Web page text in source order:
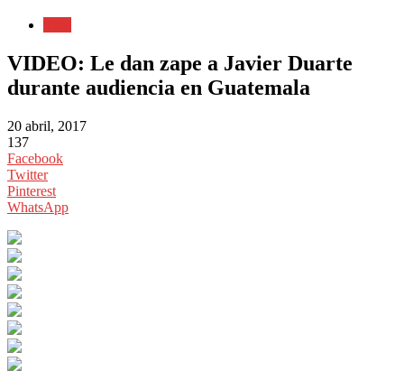
VIDEO: Le dan zape a Javier Duarte
durante audiencia en Guatemala
20 abril, 2017
137
Facebook
Twitter
Pinterest
WhatsApp